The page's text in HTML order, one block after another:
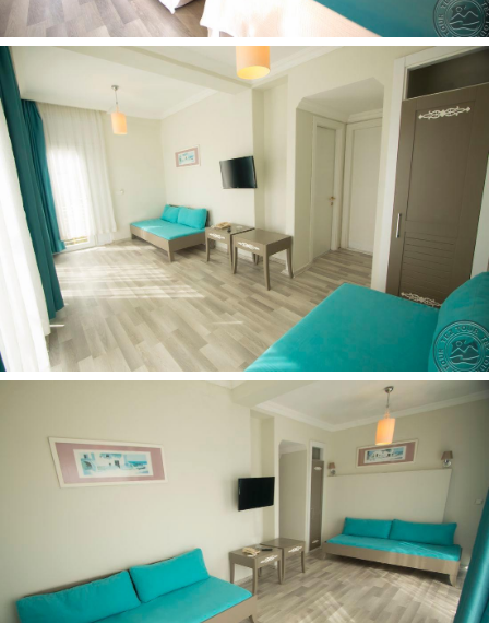
paplūdimio rankšluosčiai: nėra
smėlio yra
Adresas:
Adnan Menderes Cad. No:16, Gumbet 48400
Türkiye